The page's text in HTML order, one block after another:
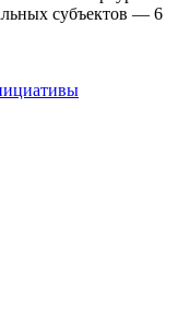
субъектов — 6